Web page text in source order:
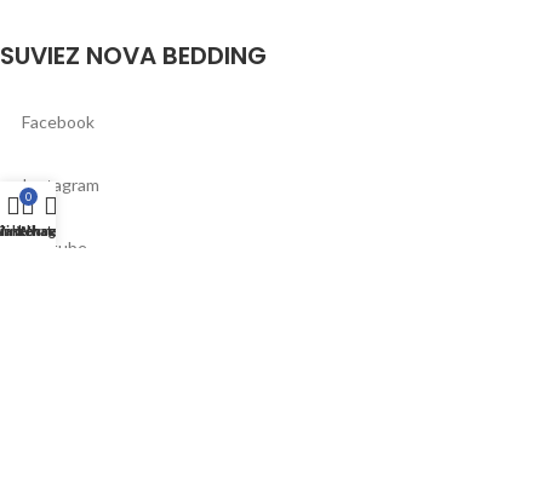
SUVIEZ NOVA BEDDING
Facebook
Instagram
Youtube
0
WhatsApp